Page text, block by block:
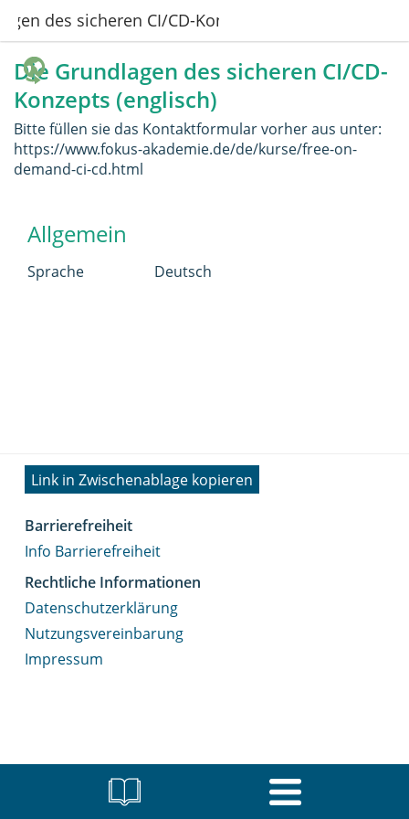
des sicheren CI/CD-Konzepts (englisch)
Die Grundlagen des sicheren CI/CD-
Konzepts (englisch)
Bitte füllen sie das Kontaktformular vorher aus unter:
https://www.fokus-akademie.de/de/kurse/free-on-
demand-ci-cd.html
Allgemein
Sprache Deutsch
Link in Zwischenablage kopieren
Barrierefreiheit
Info Barrierefreiheit
Rechtliche Informationen
Datenschutzerklärung
Nutzungsvereinbarung
Impressum